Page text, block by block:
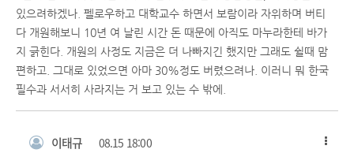
있으려하겠나. 펠로우하고 대학교수 하면서 보람이라 자위하며 버티
다 개원해보니 10년 여 날린 시간 돈 때문에 아직도 마누라한테 바가
지 긁힌다. 개원의 사정도 지금은 더 나빠지긴 했지만 그래도 쉴때 맘
편하고. 그대로 있었으면 아마 30%정도 버렸으려나. 이러니 뭐 한국
필수과 서서히 사라지는 거 보고 있는 수 밖에.
이태규 08.15 18:00